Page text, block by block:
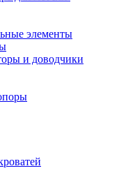
элементы
и доводчики